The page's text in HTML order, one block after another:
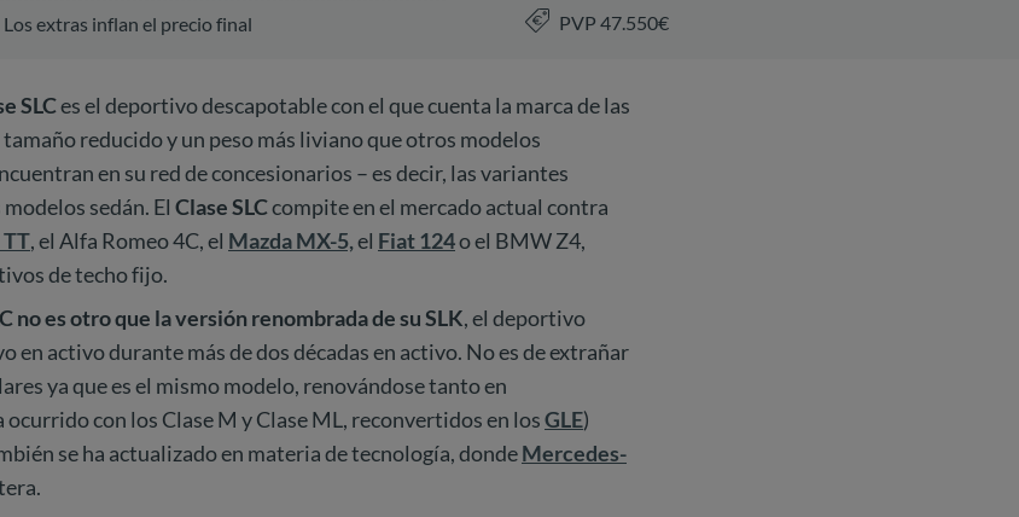
Los extras inflan el precio final PVP 47.550€
SLCes el deportivo descapotable con el que cuenta la marca de las
reducido y un peso más liviano que otros modelos
en su red de concesionarios – es decir, las variantes
sedán. El Clase SLCcompite en el mercado actual contra
, el Alfa Romeo 4C, el Mazda MX-5,el Fiat 124o el BMW Z4,
de techo fijo.
no es otro que la versión renombrada de su SLK, el deportivo
en activo durante más de dos décadas en activo. No es de extrañar
ya que es el mismo modelo, renovándose tanto en
con los Clase M y Clase ML, reconvertidos en losGLE)
se ha actualizado en materia de tecnología, dondeMercedes-